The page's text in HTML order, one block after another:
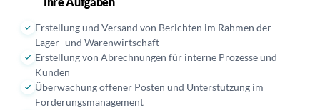
Erstellung und Versand von Berichten im Rahmen der
Lager- und Warenwirtschaft
Erstellung von Abrechnungen für interne Prozesse und
Kunden
Überwachung offener Posten und Unterstützung im
Forderungsmanagement